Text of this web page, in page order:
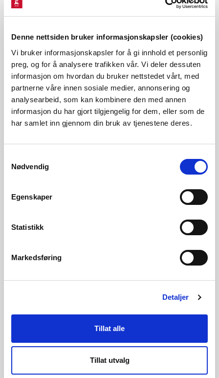
Denne nettsiden bruker informasjonskapsler (cookies)
Vi bruker informasjonskapsler for å gi innhold et personlig
preg, og for å analysere trafikken vår. Vi deler dessuten
informasjon om hvordan du bruker nettstedet vårt, med
partnerne våre innen sosiale medier, annonsering og
analysearbeid, som kan kombinere den med annen
informasjon du har gjort tilgjengelig for dem, eller som de
har samlet inn gjennom din bruk av tjenestene deres.
Nødvendig
Egenskaper
Statistikk
Markedsføring
Detaljer
Tillat alle
Tillat utvalg
I behandling av saka har vi lagt vekt på at gjenfylling av
tre tjern vil endre den naturlegen vassføringa. Det kan føre
til konsekvensar forlaks, aure, ål og
elvemusling, seier Nordberg.
Saman med terrengendringar der knausar og myr
tiltaksområdet drenerer i fire ulike retningar, men
regulerast og koplast på Villsbekken. I Villsbekken er det
I Sauabekken/Urbekken er det laks, ål, aure og elvemusling.